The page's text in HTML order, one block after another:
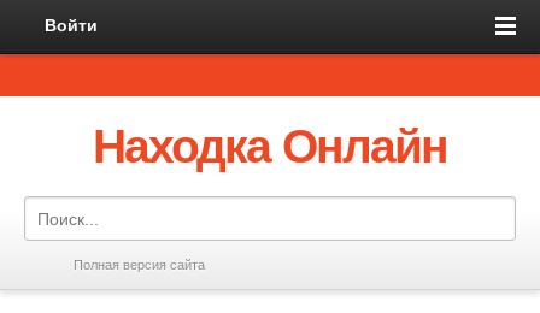
Войти
Находка Онлайн
Полная версия сайта